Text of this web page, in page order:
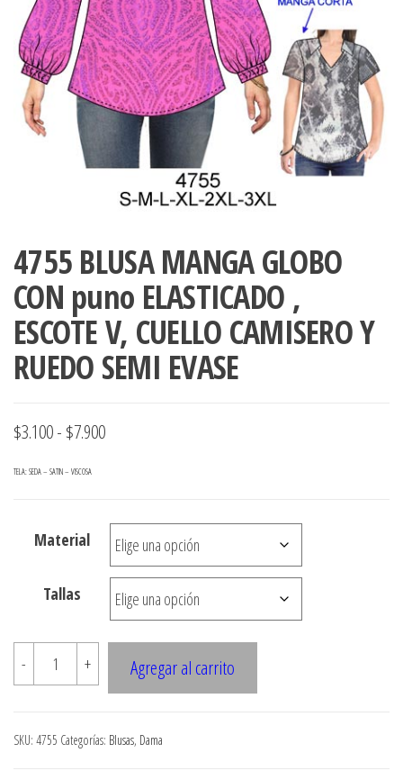
accumark ,
pdf , Moldes
Gerber ,
ropa,
Graduaciones,
Ploteo y
Digitalización
accumark,
Moldes en
pdf, Moldes
Accumark
Gerber,
Santiago-
Chile.
4755 BLUSA MANGA GLOBO
CON puno ELASTICADO ,
ESCOTE V, CUELLO CAMISERO Y
RUEDO SEMI EVASE
$3.100- $7.900Rango
desde
$3.100
hasta
$7.900
TELA: SEDA – SATIN – VISCOSA
Material
Tallas
-
4755
BLUSA
GLOBO
+ Agregar al carrito
SKU: 4755 Categorías: Blusas, Dama